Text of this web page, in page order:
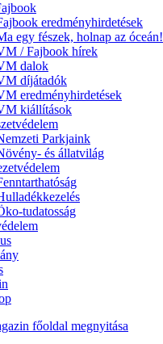
eredményhirdetések
egy fészek, holnap az óceán!
/ Fajbook hírek
dalok
díjátadók
eredményhirdetések
kiállítások
Parkjaink
és állatvilág
tudatosság